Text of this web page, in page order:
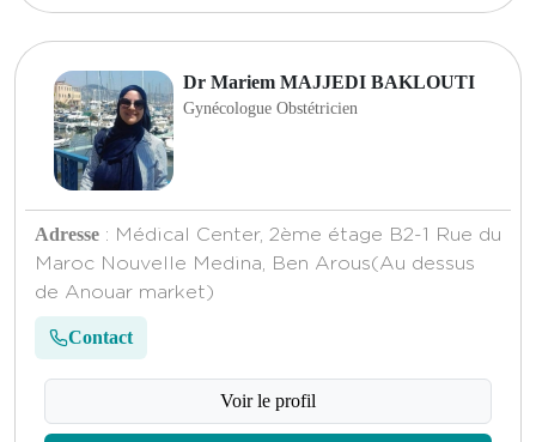
Dr Mariem MAJJEDI BAKLOUTI
Gynécologue Obstétricien
Adresse : Médical Center, 2ème étage B2-1 Rue du
Maroc Nouvelle Medina, Ben Arous(Au dessus
de Anouar market)
Contact
Voir le profil